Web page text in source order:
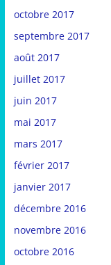
octobre 2017
septembre 2017
août 2017
juillet 2017
juin 2017
mai 2017
mars 2017
février 2017
janvier 2017
décembre 2016
novembre 2016
octobre 2016